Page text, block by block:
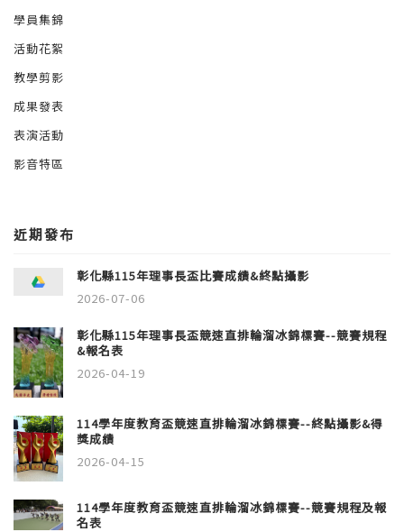
學員集錦
活動花絮
教學剪影
成果發表
表演活動
影音特區
近期發布
彰化縣115年理事長盃比賽成績&終點攝影
2026-07-06
彰化縣115年理事長盃競速直排輪溜冰錦標賽--競賽規程
&報名表
2026-04-19
114學年度教育盃競速直排輪溜冰錦標賽--終點攝影&得
獎成績
2026-04-15
114學年度教育盃競速直排輪溜冰錦標賽--競賽規程及報
名表